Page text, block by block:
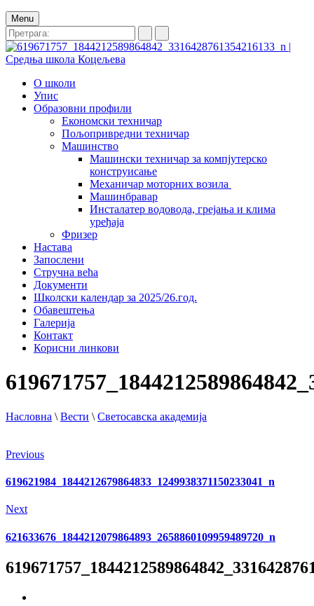
Menu
О школи
Упис
Образовни профили
Економски техничар
Пољопривредни техничар
Машинство
Машински техничар за компјутерско
конструисање
Механичар моторних возила
Машинбравар
Инсталатер водовода, грејања и клима
уређаја
Фризер
Настава
Запослени
Стручна већа
Документи
Школски календар за 2025/26.год.
Обавештења
Галерија
Контакт
Корисни линкови
Насловна \ Вести \ Светосавска академија
Previous
619621984_1844212679864833_1249938371150233041_n
Next
621633676_1844212079864893_2658860109959489720_n